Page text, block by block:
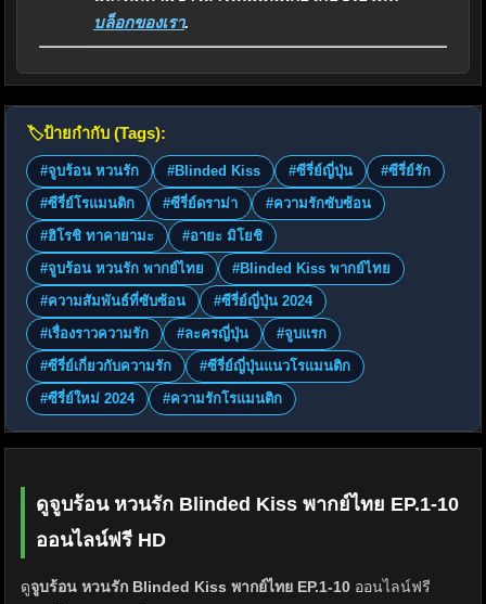
บล็อกของเรา.
🏷️ป้ายกำกับ (Tags):
#จูบร้อน หวนรัก #Blinded Kiss #ซีรี่ย์ญี่ปุ่น
#ซีรี่ย์รัก
#ซีรี่ย์โรแมนติก
#ซีรี่ย์ดราม่า
#ความรักซับซ้อน
#ฮิโรชิ ทาคายามะ
#อายะ มิโยชิ
#จูบร้อน หวนรัก พากย์ไทย
#Blinded Kiss พากย์ไทย
#ความสัมพันธ์ที่ซับซ้อน
#ซีรี่ย์ญี่ปุ่น 2024
#เรื่องราวความรัก
#ละครญี่ปุ่น
#จูบแรก
#ซีรี่ย์เกี่ยวกับความรัก
#ซีรี่ย์ญี่ปุ่นแนวโรแมนติก
#ซีรี่ย์ใหม่ 2024
#ความรักโรแมนติก
ดูจูบร้อน หวนรัก Blinded Kiss พากย์ไทย EP.1-10
ออนไลน์ฟรี HD
ดูจูบร้อน หวนรัก Blinded Kiss พากย์ไทย EP.1-10 ออนไลน์ฟรี